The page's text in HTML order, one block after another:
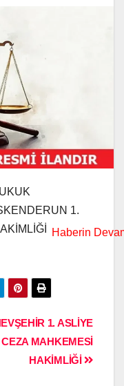
1.
1. ASLİYE
CEZA MAHKEMESİ
HAKİMLİĞİ